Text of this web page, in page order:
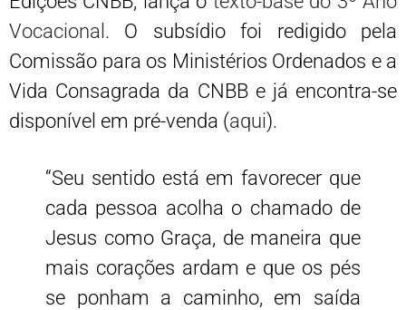
Vocacional . O subsídio foi redigido pela
Comissão para os Ministérios Ordenados e a
Vida Consagrada da CNBB e já encontra-se
disponível em pré-venda (aqui).
“Seu sentido está em favorecer que
cada pessoa acolha o chamado de
Jesus como Graça, de maneira que
mais corações ardam e que os pés
se ponham a caminho, em saída